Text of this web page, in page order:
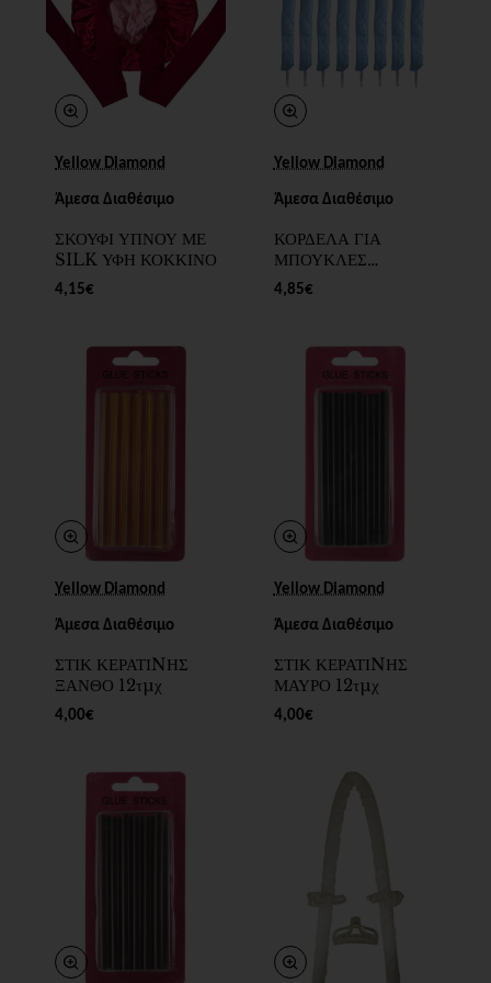
Yellow Diamond
Άμεσα Διαθέσιμο
ΣΚΟΥΦΙ ΥΠΝΟΥ ΜΕ
SILK ΥΦΗ ΚΟΚΚΙΝΟ
4,15€
Yellow Diamond
Άμεσα Διαθέσιμο
ΚΟΡΔΕΛΑ ΓΙΑ
ΜΠΟΥΚΛΕΣ
OCTOPUS
4,85€
Yellow Diamond
Άμεσα Διαθέσιμο
ΣΤΙΚ ΚΕΡΑΤΙNΗΣ
ΞΑΝΘΟ 12τμχ
4,00€
Yellow Diamond
Άμεσα Διαθέσιμο
ΣΤΙΚ ΚΕΡΑΤΙNΗΣ
ΜΑΥΡΟ 12τμχ
4,00€